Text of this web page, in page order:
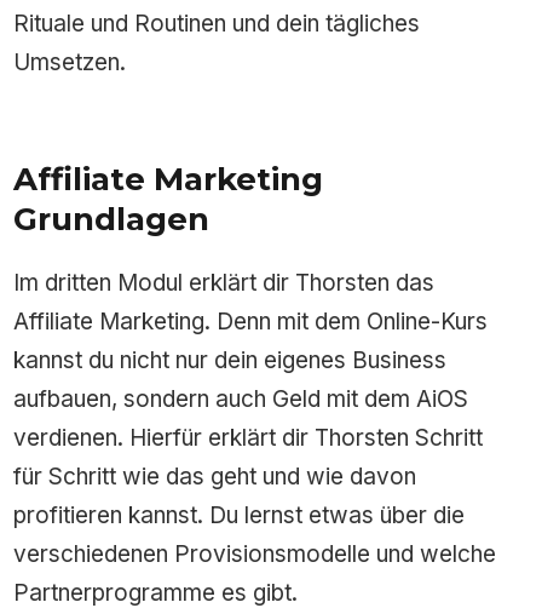
Rituale und Routinen und dein tägliches
Umsetzen.
Affiliate Marketing
Grundlagen
Im dritten Modul erklärt dir Thorsten das
Affiliate Marketing. Denn mit dem Online-Kurs
kannst du nicht nur dein eigenes Business
aufbauen, sondern auch Geld mit dem AiOS
verdienen. Hierfür erklärt dir Thorsten Schritt
für Schritt wie das geht und wie davon
profitieren kannst. Du lernst etwas über die
verschiedenen Provisionsmodelle und welche
Partnerprogramme es gibt.